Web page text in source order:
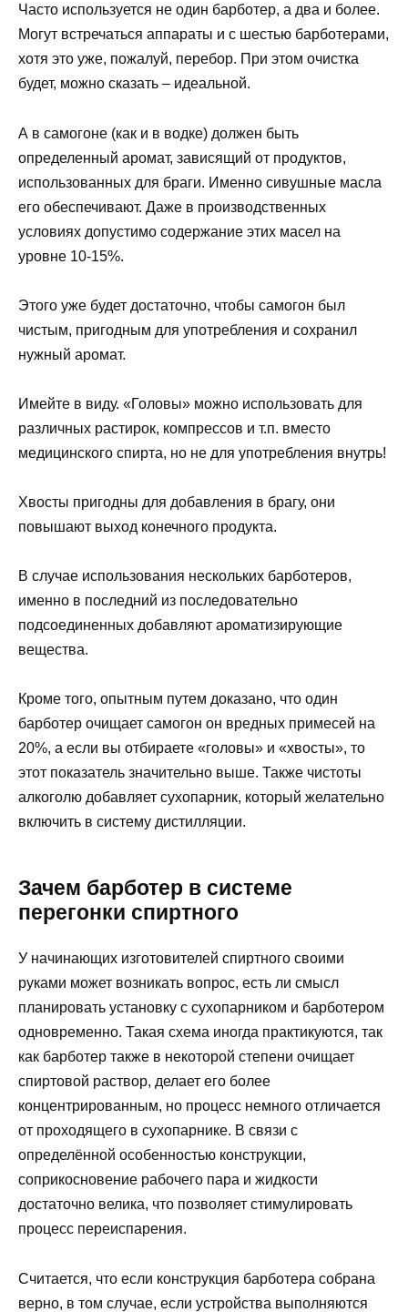
Часто используется не один барботер, а два и более.
Могут встречаться аппараты и с шестью барботерами,
хотя это уже, пожалуй, перебор. При этом очистка
будет, можно сказать – идеальной.
А в самогоне (как и в водке) должен быть
определенный аромат, зависящий от продуктов,
использованных для браги. Именно сивушные масла
его обеспечивают. Даже в производственных
условиях допустимо содержание этих масел на
уровне 10-15%.
Этого уже будет достаточно, чтобы самогон был
чистым, пригодным для употребления и сохранил
нужный аромат.
Имейте в виду. «Головы» можно использовать для
различных растирок, компрессов и т.п. вместо
медицинского спирта, но не для употребления внутрь!
Хвосты пригодны для добавления в брагу, они
повышают выход конечного продукта.
В случае использования нескольких барботеров,
именно в последний из последовательно
подсоединенных добавляют ароматизирующие
вещества.
Кроме того, опытным путем доказано, что один
барботер очищает самогон он вредных примесей на
20%, а если вы отбираете «головы» и «хвосты», то
этот показатель значительно выше. Также чистоты
алкоголю добавляет сухопарник, который желательно
включить в систему дистилляции.
Зачем барботер в системе
перегонки спиртного
У начинающих изготовителей спиртного своими
руками может возникать вопрос, есть ли смысл
планировать установку с сухопарником и барботером
одновременно. Такая схема иногда практикуются, так
как барботер также в некоторой степени очищает
спиртовой раствор, делает его более
концентрированным, но процесс немного отличается
от проходящего в сухопарнике. В связи с
определённой особенностью конструкции,
соприкосновение рабочего пара и жидкости
достаточно велика, что позволяет стимулировать
процесс переиспарения.
Считается, что если конструкция барботера собрана
верно, в том случае, если устройства выполняются